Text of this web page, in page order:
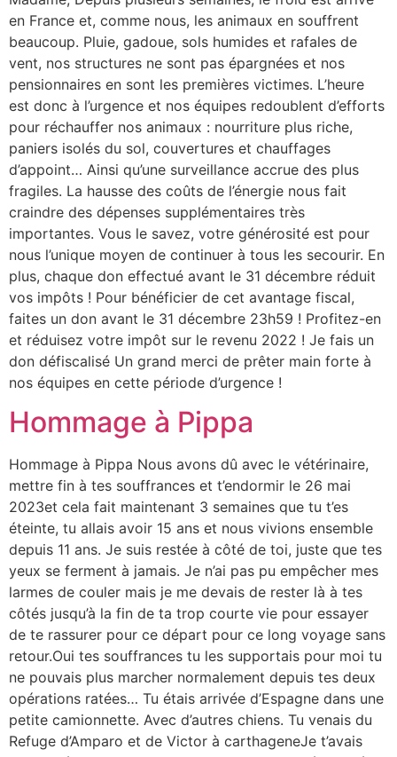
en France et, comme nous, les animaux en souffrent
beaucoup. Pluie, gadoue, sols humides et rafales de
vent, nos structures ne sont pas épargnées et nos
pensionnaires en sont les premières victimes. L’heure
est donc à l’urgence et nos équipes redoublent d’efforts
pour réchauffer nos animaux : nourriture plus riche,
paniers isolés du sol, couvertures et chauffages
d’appoint… Ainsi qu’une surveillance accrue des plus
fragiles. La hausse des coûts de l’énergie nous fait
craindre des dépenses supplémentaires très
importantes. Vous le savez, votre générosité est pour
nous l’unique moyen de continuer à tous les secourir. En
plus, chaque don effectué avant le 31 décembre réduit
vos impôts ! Pour bénéficier de cet avantage fiscal,
faites un don avant le 31 décembre 23h59 ! Profitez-en
et réduisez votre impôt sur le revenu 2022 ! Je fais un
don défiscalisé Un grand merci de prêter main forte à
nos équipes en cette période d’urgence !
Hommage à Pippa
Hommage à Pippa Nous avons dû avec le vétérinaire,
mettre fin à tes souffrances et t’endormir le 26 mai
2023et cela fait maintenant 3 semaines que tu t’es
éteinte, tu allais avoir 15 ans et nous vivions ensemble
depuis 11 ans. Je suis restée à côté de toi, juste que tes
yeux se ferment à jamais. Je n’ai pas pu empêcher mes
larmes de couler mais je me devais de rester là à tes
côtés jusqu’à la fin de ta trop courte vie pour essayer
de te rassurer pour ce départ pour ce long voyage sans
retour.Oui tes souffrances tu les supportais pour moi tu
ne pouvais plus marcher normalement depuis tes deux
opérations ratées… Tu étais arrivée d’Espagne dans une
petite camionnette. Avec d’autres chiens. Tu venais du
Refuge d’Amparo et de Victor à carthageneJe t’avais